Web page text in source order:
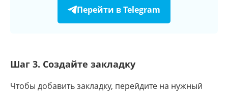
Перейти в Telegram
Шаг 3. Создайте закладку
Чтобы добавить закладку, перейдите на нужный